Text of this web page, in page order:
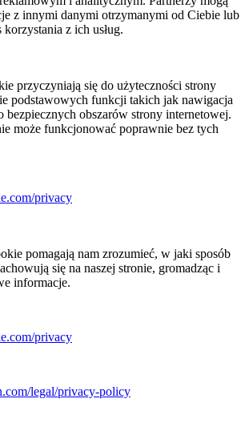
z innymi danymi otrzymanymi od Ciebie lub
z ich usług.
przyczyniają się do użyteczności strony
podstawowych funkcji takich jak nawigacja
bezpiecznych obszarów strony internetowej.
może funkcjonować poprawnie bez tych
privacy
pomagają nam zrozumieć, w jaki sposób
się na naszej stronie, gromadząc i
informacje.
privacy
legal/privacy-policy